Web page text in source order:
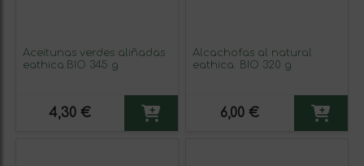
Aceitunas verdes aliñadas
eathica.BIO 345 g
4,30 €
Alcachofas al natural
eathica. BIO 320 g
6,00 €